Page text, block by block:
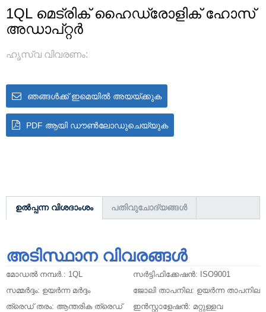
1QL മെട്രിക് ഹൈഡ്രോളിക് ഹോസ്
അഡാപ്റ്റർ
ഹൃസ്വ വിവരണം:
ഞങ്ങൾക്ക് ഇമെയിൽ അയയ്‌ക്കുക
PDF ആയി ഡൗൺലോഡുചെയ്യുക
ഉൽപ്പന്ന വിശദാംശം പതിവുചോദ്യങ്ങൾ
അടിസ്ഥാന വിവരങ്ങൾ
മോഡൽ നമ്പർ.: 1QL സർട്ടിഫിക്കേഷൻ: ISO9001
സമ്മർദ്ദം: ഉയർന്ന മർദ്ദം ജോലി താപനില: ഉയർന്ന താപനില
ത്രെഡ് തരം: ആന്തരിക ത്രെഡ് ഇൻസ്റ്റാളേഷൻ: മറ്റുള്ളവ